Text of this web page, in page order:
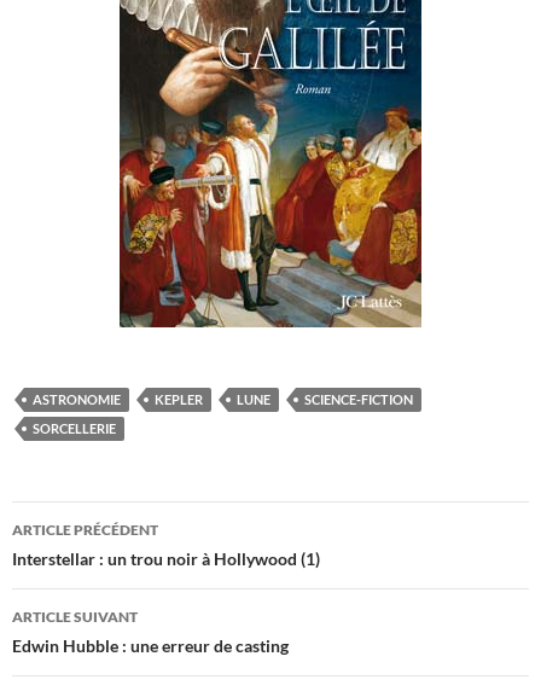
ASTRONOMIE KEPLER LUNE
SCIENCE-FICTION
SORCELLERIE
Navigation
des
articles
ARTICLE PRÉCÉDENT
Interstellar : un trou noir à Hollywood (1)
ARTICLE SUIVANT
Edwin Hubble : une erreur de casting